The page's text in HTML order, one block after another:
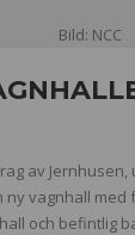
Bild: NCC
av
ny vagnhall med
och befintlig